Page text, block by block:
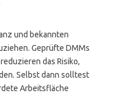
und bekannten
Geprüfte DMMs
das Risiko,
Selbst dann solltest
Arbeitsfläche